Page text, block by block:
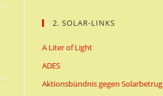
2. SOLAR-LINKS
A Liter of Light
ADES
Aktionsbündnis gegen Solarbetrug